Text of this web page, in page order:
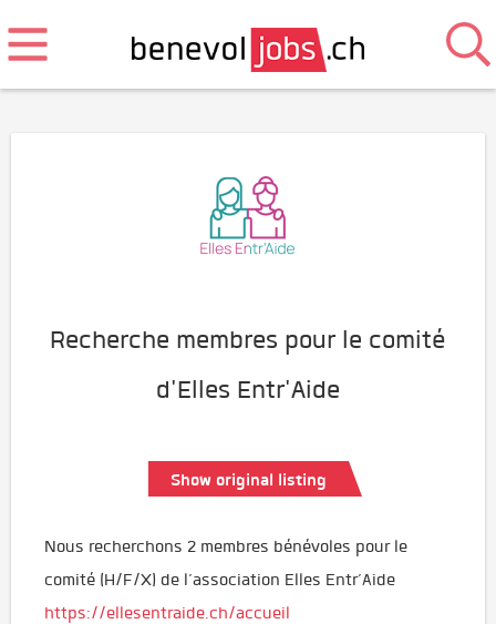
Recherche membres pour le comité
d'Elles Entr'Aide
Show original listing
Nous recherchons 2 membres bénévoles pour le
comité (H/F/X) de l’association Elles Entr’Aide
https://ellesentraide.ch/accueil